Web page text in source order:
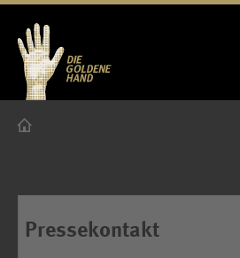
Pressekontakt